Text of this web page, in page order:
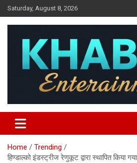
Skip
to
content
Saturday, August 8, 2026
Khabar
Home
Trending
हिण्डाल्को इंडस्ट्रीज रेणुकूट द्वारा स्थापित किया